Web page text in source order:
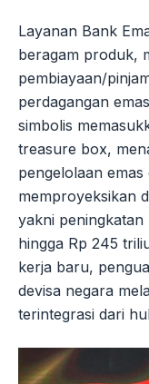
Layanan Bank
beragam produk,
pembiayaan/
perdagangan
simbolis
treasure box,
pengelolaan emas
memproyeksikan
yakni
hingga Rp 245
kerja baru,
devisa negara
terintegrasi dari